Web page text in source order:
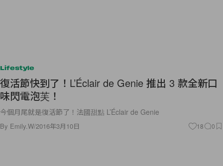
Lifestyle
復活節快到了！L’Éclair de Genie 推出 3 款全新口
味閃電泡芙！
今個月尾就是復活節了！法國甜點 L’Éclair de Genie
By Emily.W/2016年3月10日 18 0